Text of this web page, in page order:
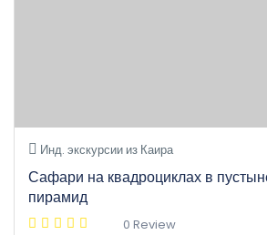
Инд. экскурсии из Каира
Сафари на квадроциклах в
пирамид
0 Review